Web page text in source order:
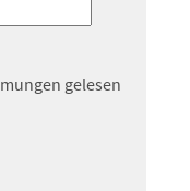
gelesen